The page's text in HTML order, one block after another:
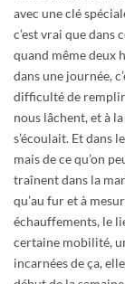
avec une clé
c’est vrai que dans
quand même deux
dans une journée,
difficulté de remplir
nous lâchent, et à
s’écoulait. Et dans
mais de ce qu’on
traînent dans la
qu’au fur et à
échauffements, le
certaine mobilité,
incarnées de ça,